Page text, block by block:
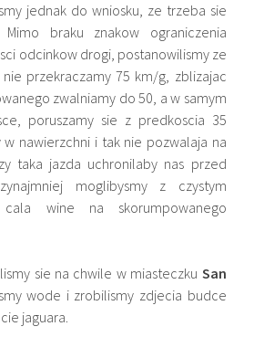
jednak do wniosku, ze trzeba sie
braku znakow ograniczenia
odcinkow drogi, postanowilismy ze
przekraczamy 75 km/g, zblizajac
zwalniamy do 50, a w samym
poruszamy sie z predkoscia 35
nawierzchni i tak nie pozwalaja na
taka jazda uchronilaby nas przed
moglibysmy z czystym
wine na skorumpowanego
sie na chwile w miasteczku San
wode i zrobilismy zdjecia budce
jaguara.